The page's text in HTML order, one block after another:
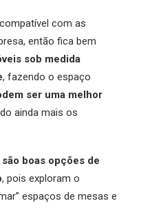
com as
então fica bem
sob medida
, fazendo o espaço
ser uma melhor
ainda mais os
boas opções de
, pois exploram o
espaços de mesas e